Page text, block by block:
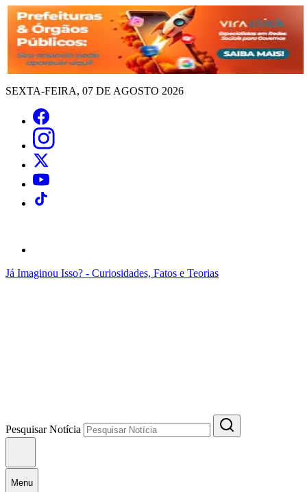
SEXTA-FEIRA, 07 DE AGOSTO 2026
Já Imaginou Isso? - Curiosidades, Fatos e Teorias
Pesquisar Notícia
Menu